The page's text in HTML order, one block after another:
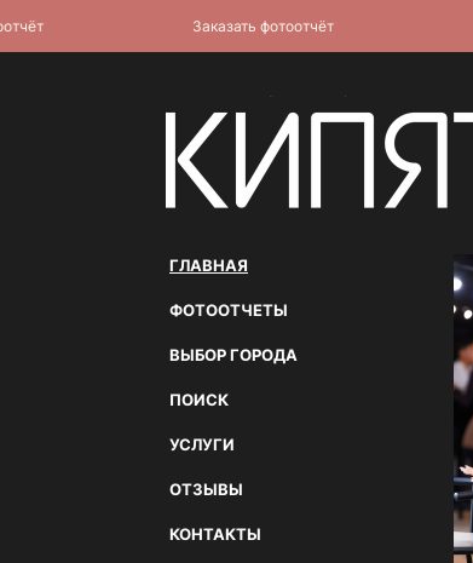
ГЛАВНАЯ
ФОТООТЧЕТЫ
ВЫБОР ГОРОДА
ПОИСК
УСЛУГИ
ОТЗЫВЫ
КОНТАКТЫ
Заказать фотоотчёт